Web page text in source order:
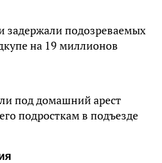
задержали подозреваемых
на 19 миллионов
под домашний арест
подросткам в подъезде